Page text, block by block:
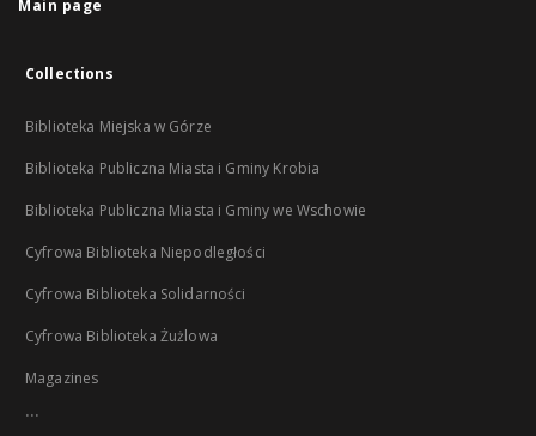
Main page
Collections
Biblioteka Miejska w Górze
Biblioteka Publiczna Miasta i Gminy Krobia
Biblioteka Publiczna Miasta i Gminy we Wschowie
Cyfrowa Biblioteka Niepodległości
Cyfrowa Biblioteka Solidarności
Cyfrowa Biblioteka Żużlowa
Magazines
...